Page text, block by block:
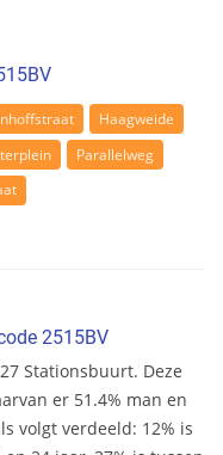
Haagweide
Parallelweg
2515BV
Stationsbuurt. Deze
er 51.4% man en
volgt verdeeld: 12% is